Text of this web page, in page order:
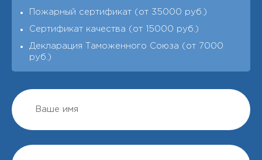
Пожарный сертификат (от 35000 руб.)
Сертификат качества (от 15000 руб.)
Декларация Таможенного Союза (от 7000
руб.)